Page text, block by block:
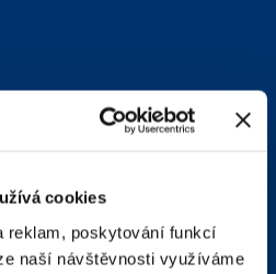
cookies
reklam, poskytování funkcí
naší návštěvnosti využíváme